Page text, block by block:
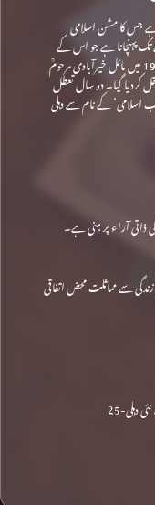
ہے جس کا مشن اسلامی
تک پہنچانا ہے جو اس کے
نصف کی نمائندہ ہے۔ حجاب کی داغ بیل رام پور میں 1970 میں مائل خیرآبادی مرحومؒ
کو منتقل کردیا گیا۔ دو سال تعطل
ثالث ‘حجاب اسلامی’ کے نام سے دہلی
آراء پر مبنی ہے۔
سے مماثلت محض اتفاقی